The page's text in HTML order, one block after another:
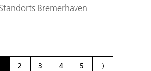
Bremerhaven
2 3 4 5 ⟩